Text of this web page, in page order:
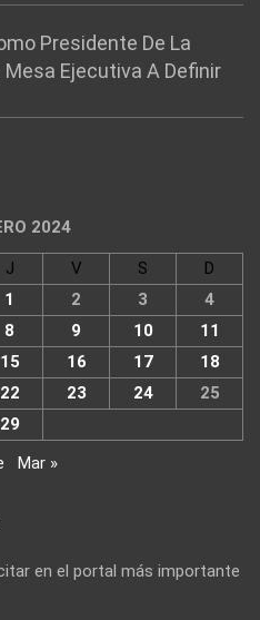
Presidente De La
Ejecutiva A Definir
2024
J V S
D
1
2 3
4
8 9 10
11
15 16 17
18
22 23 24
25
29
Mar »
en el portal más importante